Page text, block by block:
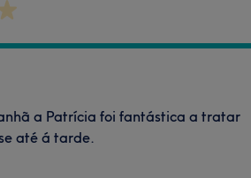
a Patrícia foi fantástica a tratar
até á tarde.